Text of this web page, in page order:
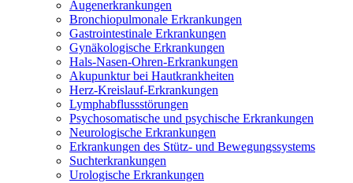
Augenerkrankungen
Bronchiopulmonale Erkrankungen
Gastrointestinale Erkrankungen
Gynäkologische Erkrankungen
Hals-Nasen-Ohren-Erkrankungen
Akupunktur bei Hautkrankheiten
Herz-Kreislauf-Erkrankungen
Lymphabflussstörungen
Psychosomatische und psychische Erkrankungen
Neurologische Erkrankungen
Erkrankungen des Stütz- und Bewegungssystems
Suchterkrankungen
Urologische Erkrankungen